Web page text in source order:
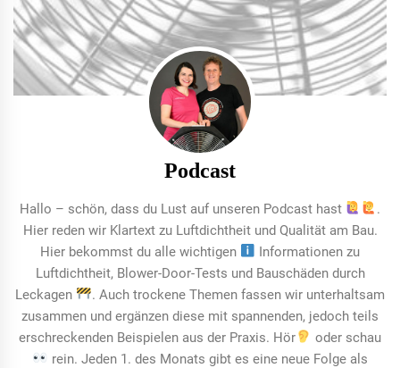
Podcast
Hallo – schön, dass du Lust auf unseren Podcast hast
.
Hier reden wir Klartext zu Luftdichtheit und Qualität am Bau.
Hier bekommst du alle wichtigen
Informationen zu
Luftdichtheit, Blower-Door-Tests und Bauschäden durch
Leckagen
. Auch trockene Themen fassen wir unterhaltsam
zusammen und ergänzen diese mit spannenden, jedoch teils
erschreckenden Beispielen aus der Praxis. Hör
oder schau
rein. Jeden 1. des Monats gibt es eine neue Folge als